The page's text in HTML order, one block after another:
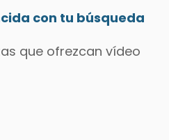
con tu búsqueda
que ofrezcan vídeo